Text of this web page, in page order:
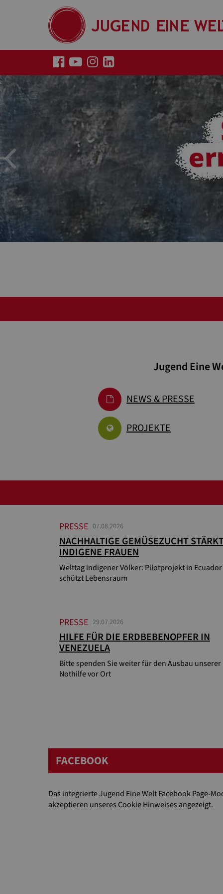
Previous
Jugend Eine
NEWS & PRESSE
PROJEKTE
PRESSE 07.08.2026
NACHHALTIGE GEMÜSEZUCHT
INDIGENE FRAUEN
Welttag indigener Völker: Pilotprojekt in Ecuador
schützt Lebensraum
PRESSE 29.07.2026
HILFE FÜR DIE ERDBEBENOPFER IN
VENEZUELA
Bitte spenden Sie weiter für den Ausbau unserer
Nothilfe vor Ort
FACEBOOK
Das integrierte Jugend Eine Welt Facebook Page-
akzeptieren unseres Cookie Hinweises angezeigt.